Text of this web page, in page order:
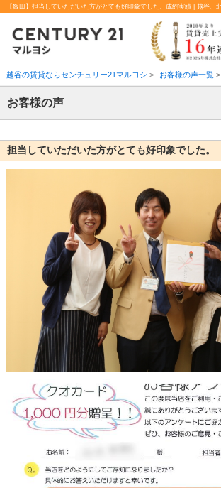
越谷の賃貸ならセンチュリー21マルヨシ > お客様の声一覧>
お客様の声
担当していただいた方がとても好印象でした。